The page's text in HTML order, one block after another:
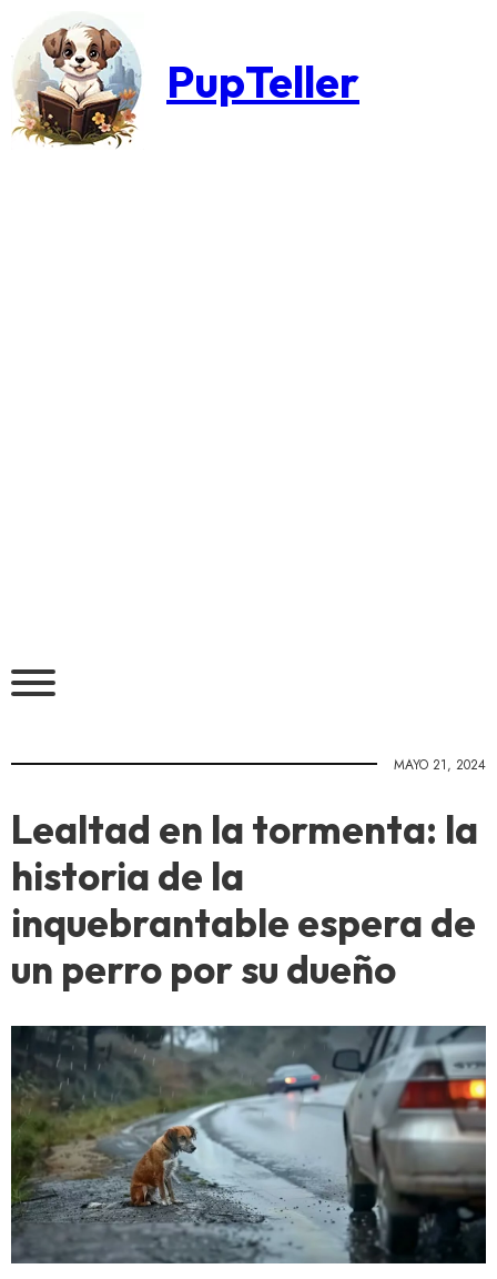
PupTeller
MAYO 21, 2024
Lealtad en la tormenta: la
historia de la
inquebrantable espera de
un perro por su dueño